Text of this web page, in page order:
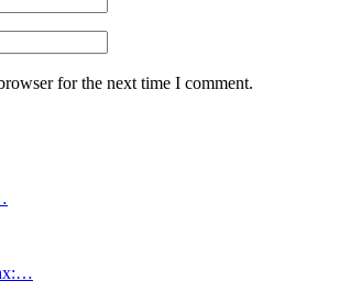
for the next time I comment.